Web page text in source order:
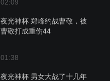
02:09
夜光神杯 郑峰约战曹敬，被
曹敬打成重伤44
01:38
夜光神杯 男女大战了十几年